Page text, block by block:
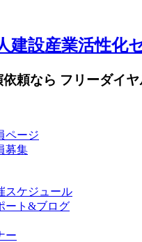
建設産業活性化
頼なら フリーダイヤ
ページ
募集
スケジュール
ート&ブログ
ー